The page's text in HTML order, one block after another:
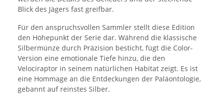
Blick des Jägers fast greifbar.
Für den anspruchsvollen Sammler stellt diese Edition
den Höhepunkt der Serie dar. Während die klassische
Silbermünze durch Präzision besticht, fügt die Color-
Version eine emotionale Tiefe hinzu, die den
Velociraptor in seinem natürlichen Habitat zeigt. Es ist
eine Hommage an die Entdeckungen der Paläontologie,
gebannt auf reinstes Silber.